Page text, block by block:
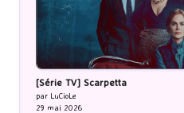
[Série TV] Scarpetta
par LuCioLe
29 mai 2026